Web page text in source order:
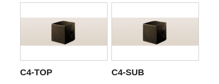
C4-TOP C4-SUB